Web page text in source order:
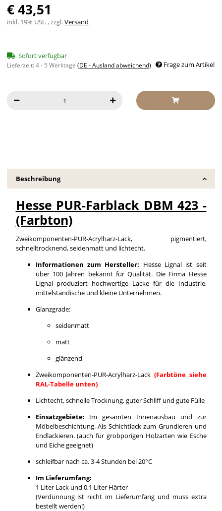
€ 43,51
inkl. 19% USt. , zzgl.Versand
Sofort verfügbar
Lieferzeit:4 - 5 Werktage (DE - Ausland abweichend) Frage zum Artikel
Beschreibung
Hesse PUR-Farblack DBM 423 -
(Farbton)
Zweikomponenten-PUR-Acrylharz-Lack, pigmentiert,
schnelltrocknend, seidenmatt und lichtecht.
Informationen zum Hersteller: Hesse Lignal ist seit
über 100 Jahren bekannt für Qualität. Die Firma Hesse
Lignal produziert hochwertige Lacke für die Industrie,
mittelständische und kleine Unternehmen.
Glanzgrade:
seidenmatt
matt
glänzend
Zweikomponenten-PUR-Acrylharz-Lack (Farbtöne siehe
RAL-Tabelle unten)
Lichtecht, schnelle Trocknung, guter Schliff und gute Fülle
Einsatzgebiete: Im gesamten Innenausbau und zur
Möbelbeschichtung. Als Schichtlack zum Grundieren und
Endlackieren. (auch für grobporigen Holzarten wie Esche
und Eiche geeignet)
schleifbar nach ca. 3-4 Stunden bei 20°C
Im Lieferumfang:
1 Liter Lack und 0,1 Liter Härter
(Verdünnung ist nicht im Lieferumfang und muss extra
bestellt werden!)